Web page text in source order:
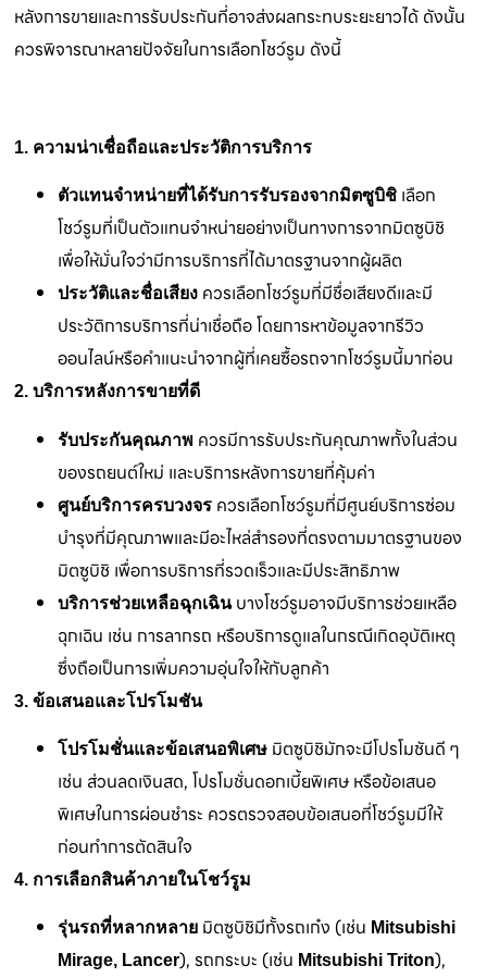
หลังการขายและการรับประกันที่อาจส่งผลกระทบระยะยาวได้ ดังนั้น
ควรพิจารณาหลายปัจจัยในการเลือกโชว์รูม ดังนี้
1. ความน่าเชื่อถือและประวัติการบริการ
ตัวแทนจำหน่ายที่ได้รับการรับรองจากมิตซูบิชิ เลือก
โชว์รูมที่เป็นตัวแทนจำหน่ายอย่างเป็นทางการจากมิตซูบิชิ
เพื่อให้มั่นใจว่ามีการบริการที่ได้มาตรฐานจากผู้ผลิต
ประวัติและชื่อเสียง ควรเลือกโชว์รูมที่มีชื่อเสียงดีและมี
ประวัติการบริการที่น่าเชื่อถือ โดยการหาข้อมูลจากรีวิว
ออนไลน์หรือคำแนะนำจากผู้ที่เคยซื้อรถจากโชว์รูมนี้มาก่อน
2. บริการหลังการขายที่ดี
รับประกันคุณภาพ ควรมีการรับประกันคุณภาพทั้งในส่วน
ของรถยนต์ใหม่ และบริการหลังการขายที่คุ้มค่า
ศูนย์บริการครบวงจร ควรเลือกโชว์รูมที่มีศูนย์บริการซ่อม
บำรุงที่มีคุณภาพและมีอะไหล่สำรองที่ตรงตามมาตรฐานของ
มิตซูบิชิ เพื่อการบริการที่รวดเร็วและมีประสิทธิภาพ
บริการช่วยเหลือฉุกเฉินบางโชว์รูมอาจมีบริการช่วยเหลือ
ฉุกเฉิน เช่น การลากรถ หรือบริการดูแลในกรณีเกิดอุบัติเหตุ
ซึ่งถือเป็นการเพิ่มความอุ่นใจให้กับลูกค้า
3. ข้อเสนอและโปรโมชัน
โปรโมชั่นและข้อเสนอพิเศษ มิตซูบิชิมักจะมีโปรโมชันดี ๆ
เช่น ส่วนลดเงินสด, โปรโมชั่นดอกเบี้ยพิเศษ หรือข้อเสนอ
พิเศษในการผ่อนชำระ ควรตรวจสอบข้อเสนอที่โชว์รูมมีให้
ก่อนทำการตัดสินใจ
4. การเลือกสินค้าภายในโชว์รูม
รุ่นรถที่หลากหลาย มิตซูบิชิมีทั้งรถเก๋ง (เช่น Mitsubishi
Mirage, Lancer), รถกระบะ (เช่น Mitsubishi Triton),